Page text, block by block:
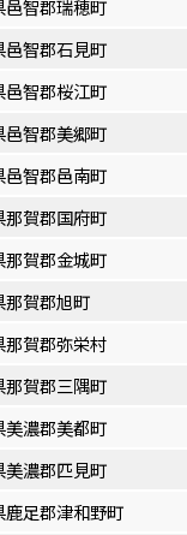
邑智郡瑞穂町
邑智郡石見町
邑智郡桜江町
邑智郡美郷町
邑智郡邑南町
那賀郡国府町
那賀郡金城町
那賀郡旭町
那賀郡弥栄村
那賀郡三隅町
美濃郡美都町
美濃郡匹見町
鹿足郡津和野町